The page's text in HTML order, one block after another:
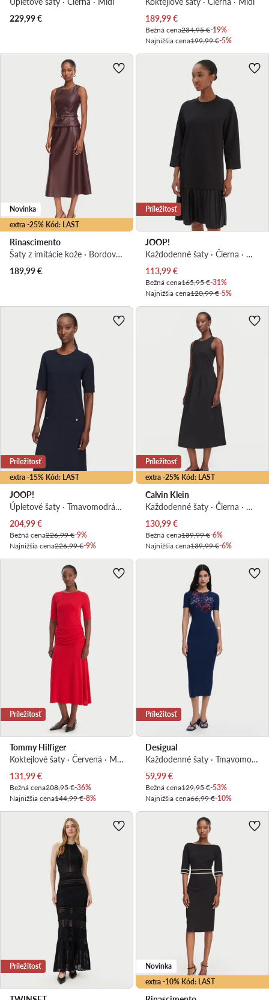
229,99€
Aktuálna cena
189,99€
Bežná cena234,95 €-19%
Najnižšia cena199,99 €-5%
extra -25% Kód: LAST
Novinka
Rinascimento
Šaty z imitácie kože · Bordová · Midi
189,99€
Príležitosť
JOOP!
Každodenné šaty · Čierna · Midi
Aktuálna cena
113,99€
Bežná cena165,95 €-31%
Najnižšia cena120,99 €-5%
extra -15% Kód: LAST
Príležitosť
JOOP!
Úpletové šaty · Tmavomodrá · Midi
Aktuálna cena
204,99€
Bežná cena226,99 €-9%
Najnižšia cena226,99 €-9%
extra -25% Kód: LAST
Príležitosť
Calvin Klein
Každodenné šaty · Čierna · Midi
Aktuálna cena
130,99€
Bežná cena139,99 €-6%
Najnižšia cena139,99 €-6%
Príležitosť
Tommy Hilfiger
Koktejlové šaty · Červená · Midi
Aktuálna cena
131,99€
Bežná cena208,95 €-36%
Najnižšia cena144,99 €-8%
Príležitosť
Desigual
Každodenné šaty · Tmavomodrá · Midi
Aktuálna cena
59,99€
Bežná cena129,95 €-53%
Najnižšia cena66,99 €-10%
Príležitosť
extra -10% Kód: LAST
Novinka